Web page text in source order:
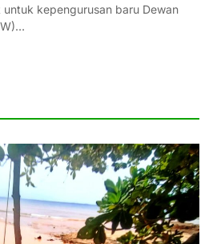
untuk kepengurusan baru Dewan